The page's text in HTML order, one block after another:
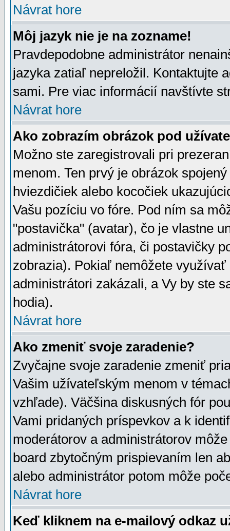
Návrat hore
Môj jazyk nie je na zozname!
Pravdepodobne administrátor
jazyka zatiaľ nepreložil. Kontaktujte
sami. Pre viac informácií navštívte
Návrat hore
Ako zobrazím obrázok pod
Možno ste zaregistrovali pri
menom. Ten prvý je obrázok
hviezdičiek alebo kocočiek
Vašu pozíciu vo fóre. Pod ním sa
"postavička" (avatar), čo je vlastne
administrátorovi fóra, či postavičky
zobrazia). Pokiaľ nemôžete
administrátori zakázali, a Vy by ste
hodia).
Návrat hore
Ako zmeniť svoje zaradenie?
Zvyčajne svoje zaradenie zmeniť
Vašim užívateľským menom v
vzhľade). Väčšina diskusných fór
Vami pridaných príspevkov a k
moderátorov a administrátorov
board zbytočným prispievaním len
alebo administrátor potom môže
Návrat hore
Keď kliknem na e-mailový odkaz